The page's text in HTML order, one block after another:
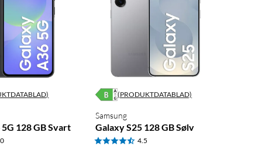
128 GB Svart
(PRODUKTDATABLAD)
Samsung
Galaxy S25 128 GB Sølv
4.5